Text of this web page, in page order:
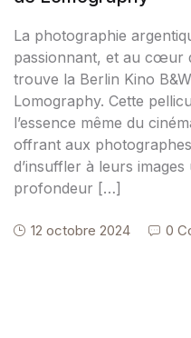
La photographie
passionnant, et au cœur
trouve la Berlin Kino
Lomography. Cette
l’essence même du
offrant aux
d’insuffler à leurs
profondeur […]
12 octobre 2024 0